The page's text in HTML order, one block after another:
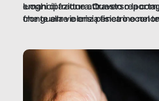
luoghi di frattura. Questo
che guerre e crisi penetrino nel
emancipazione attraverso la
fronte alla violenza fisica o